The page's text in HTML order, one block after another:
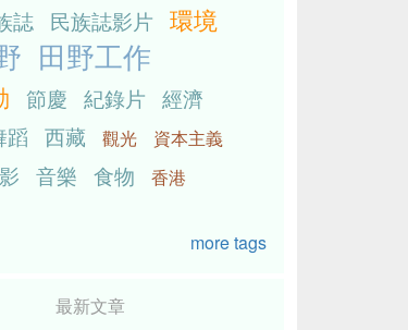
誌 民族誌影片 環境
田野工作
節慶 紀錄片 經濟
蹈 西藏 觀光 資本主義
音樂 食物
香港
more tags
最新文章